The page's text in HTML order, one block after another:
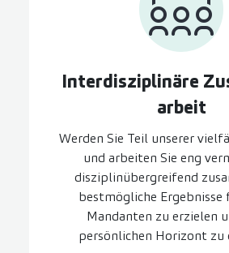
Inter­disziplinäre
arbeit
Werden Sie Teil unserer
und arbeiten Sie eng
disziplinübergreifend
bestmögliche Ergebnisse
Mandanten zu erzielen
persönlichen Horizont zu